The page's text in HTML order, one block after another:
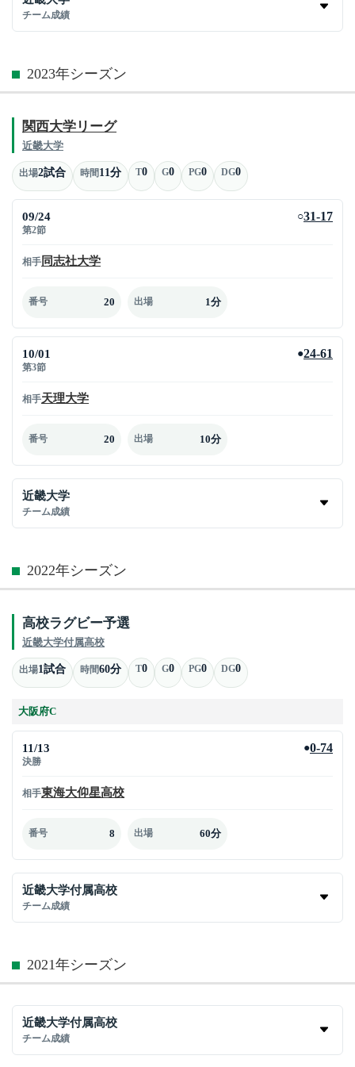
チーム成績
2023年シーズン
関西大学リーグ
近畿大学
出場2試合 時間11分 T0 G0 PG0 DG0
09/24
第2節
○31-17
相手 同志社大学
番号 20 出場 1分
10/01
第3節
●24-61
相手天理大学
番号 20 出場 10分
近畿大学
チーム成績
2022年シーズン
高校ラグビー予選
近畿大学付属高校
出場1試合 時間60分 T0 G0 PG0 DG0
大阪府C
11/13
決勝
●0-74
相手東海大仰星高校
番号 8 出場 60分
近畿大学付属高校
チーム成績
2021年シーズン
近畿大学付属高校
チーム成績